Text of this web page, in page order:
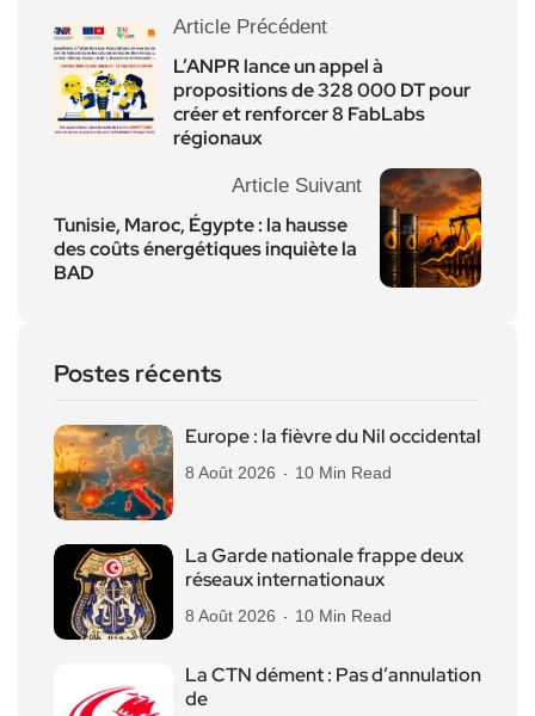
Article Précédent
L’ANPR lance un appel à
propositions de 328 000 DT pour
créer et renforcer 8 FabLabs
régionaux
Article Suivant
Tunisie, Maroc, Égypte : la hausse
des coûts énergétiques inquiète la
BAD
Postes récents
Europe : la fièvre du Nil occidental
8 Août 2026 10 Min Read
La Garde nationale frappe deux
réseaux internationaux
8 Août 2026 10 Min Read
La CTN dément : Pas d’annulation
de